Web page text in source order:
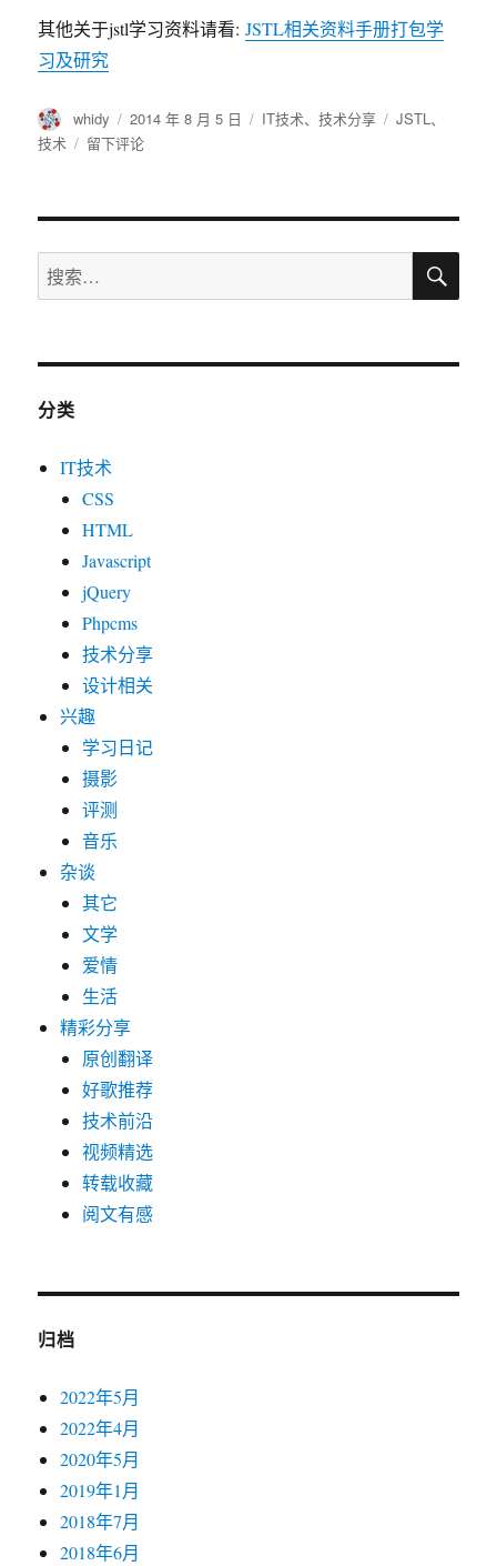
其他关于jstl学习资料请看:JSTL相关资料手册打包学
习及研究
作
者
whidy
发
布
2014 年 8 月 5 日
分
IT技术、技术分享
标
JSTL、
技术
于
环
为
变
量
量
名?
留下评论
搜
索：
搜
分类
IT技术
CSS
HTML
Javascript
jQuery
Phpcms
技术分享
设计相关
兴趣
学习日记
摄影
评测
音乐
杂谈
其它
文学
爱情
生活
精彩分享
原创翻译
好歌推荐
技术前沿
视频精选
转载收藏
阅文有感
归档
2022年5月
2022年4月
2020年5月
2019年1月
2018年7月
2018年6月